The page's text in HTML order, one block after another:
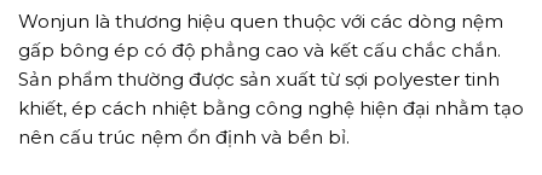
Wonjun là thương hiệu quen thuộc với các dòng nệm
gấp bông ép có độ phẳng cao và kết cấu chắc chắn.
Sản phẩm thường được sản xuất từ sợi polyester tinh
khiết, ép cách nhiệt bằng công nghệ hiện đại nhằm tạo
nên cấu trúc nệm ổn định và bền bỉ.